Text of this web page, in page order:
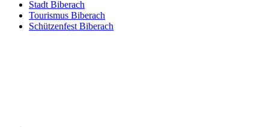
Stadt Biberach
Tourismus Biberach
Schützenfest Biberach